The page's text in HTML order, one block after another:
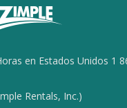
en Estados Unidos 1
Rentals, Inc.)